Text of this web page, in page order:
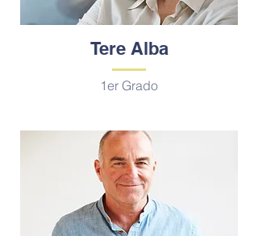
Tere Alba
1er Grado